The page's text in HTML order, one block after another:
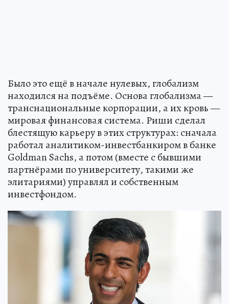
Было это ещё в начале нулевых, глобализм
находился на подъёме. Основа глобализма —
транснациональные корпорации, а их кровь —
мировая финансовая система. Риши сделал
блестящую карьеру в этих структурах: сначала
работал аналитиком-инвестбанкиром в банке
Goldman Sachs, а потом (вместе с бывшими
партнёрами по университету, такими же
элитариями) управлял и собственным
инвестфондом.